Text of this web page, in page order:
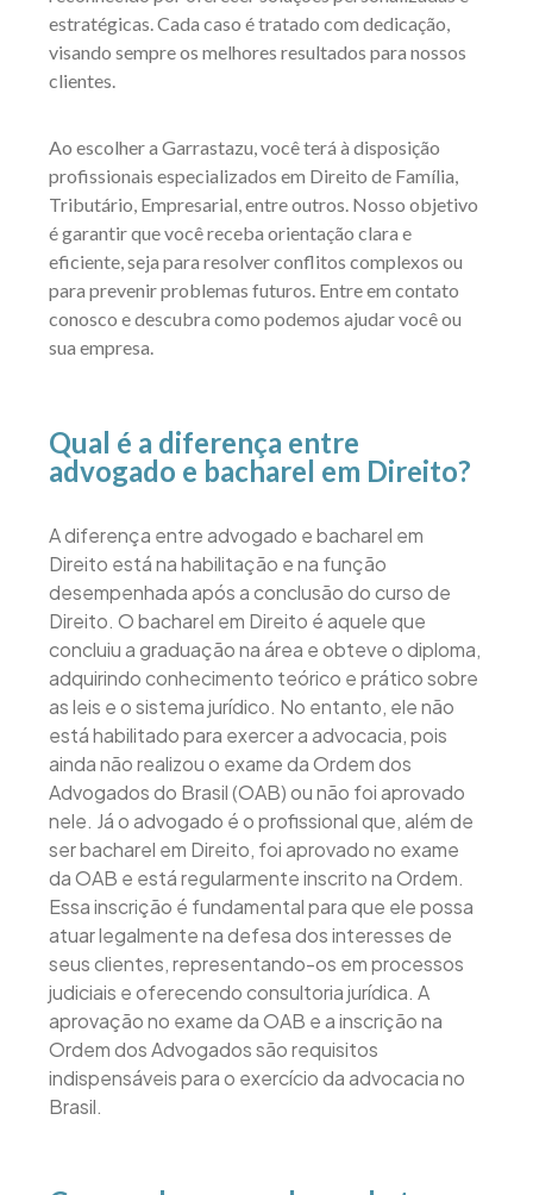
estratégicas. Cada caso é tratado com dedicação,
visando sempre os melhores resultados para nossos
clientes.
Ao escolher a Garrastazu, você terá à disposição
profissionais especializados em Direito de Família,
Tributário, Empresarial, entre outros. Nosso objetivo
é garantir que você receba orientação clara e
eficiente, seja para resolver conflitos complexos ou
para prevenir problemas futuros. Entre em contato
conosco e descubra como podemos ajudar você ou
sua empresa.
Qual é a diferença entre
advogado e bacharel em Direito?
A diferença entre advogado e bacharel em
Direito está na habilitação e na função
desempenhada após a conclusão do curso de
Direito. O bacharel em Direito é aquele que
concluiu a graduação na área e obteve o diploma,
adquirindo conhecimento teórico e prático sobre
as leis e o sistema jurídico. No entanto, ele não
está habilitado para exercer a advocacia, pois
ainda não realizou o exame da Ordem dos
Advogados do Brasil (OAB) ou não foi aprovado
nele. Já o advogado é o profissional que, além de
ser bacharel em Direito, foi aprovado no exame
da OAB e está regularmente inscrito na Ordem.
Essa inscrição é fundamental para que ele possa
atuar legalmente na defesa dos interesses de
seus clientes, representando-os em processos
judiciais e oferecendo consultoria jurídica. A
aprovação no exame da OAB e a inscrição na
Ordem dos Advogados são requisitos
indispensáveis para o exercício da advocacia no
Brasil.